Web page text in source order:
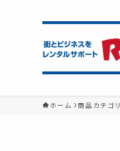
ホーム 商品カテゴリ